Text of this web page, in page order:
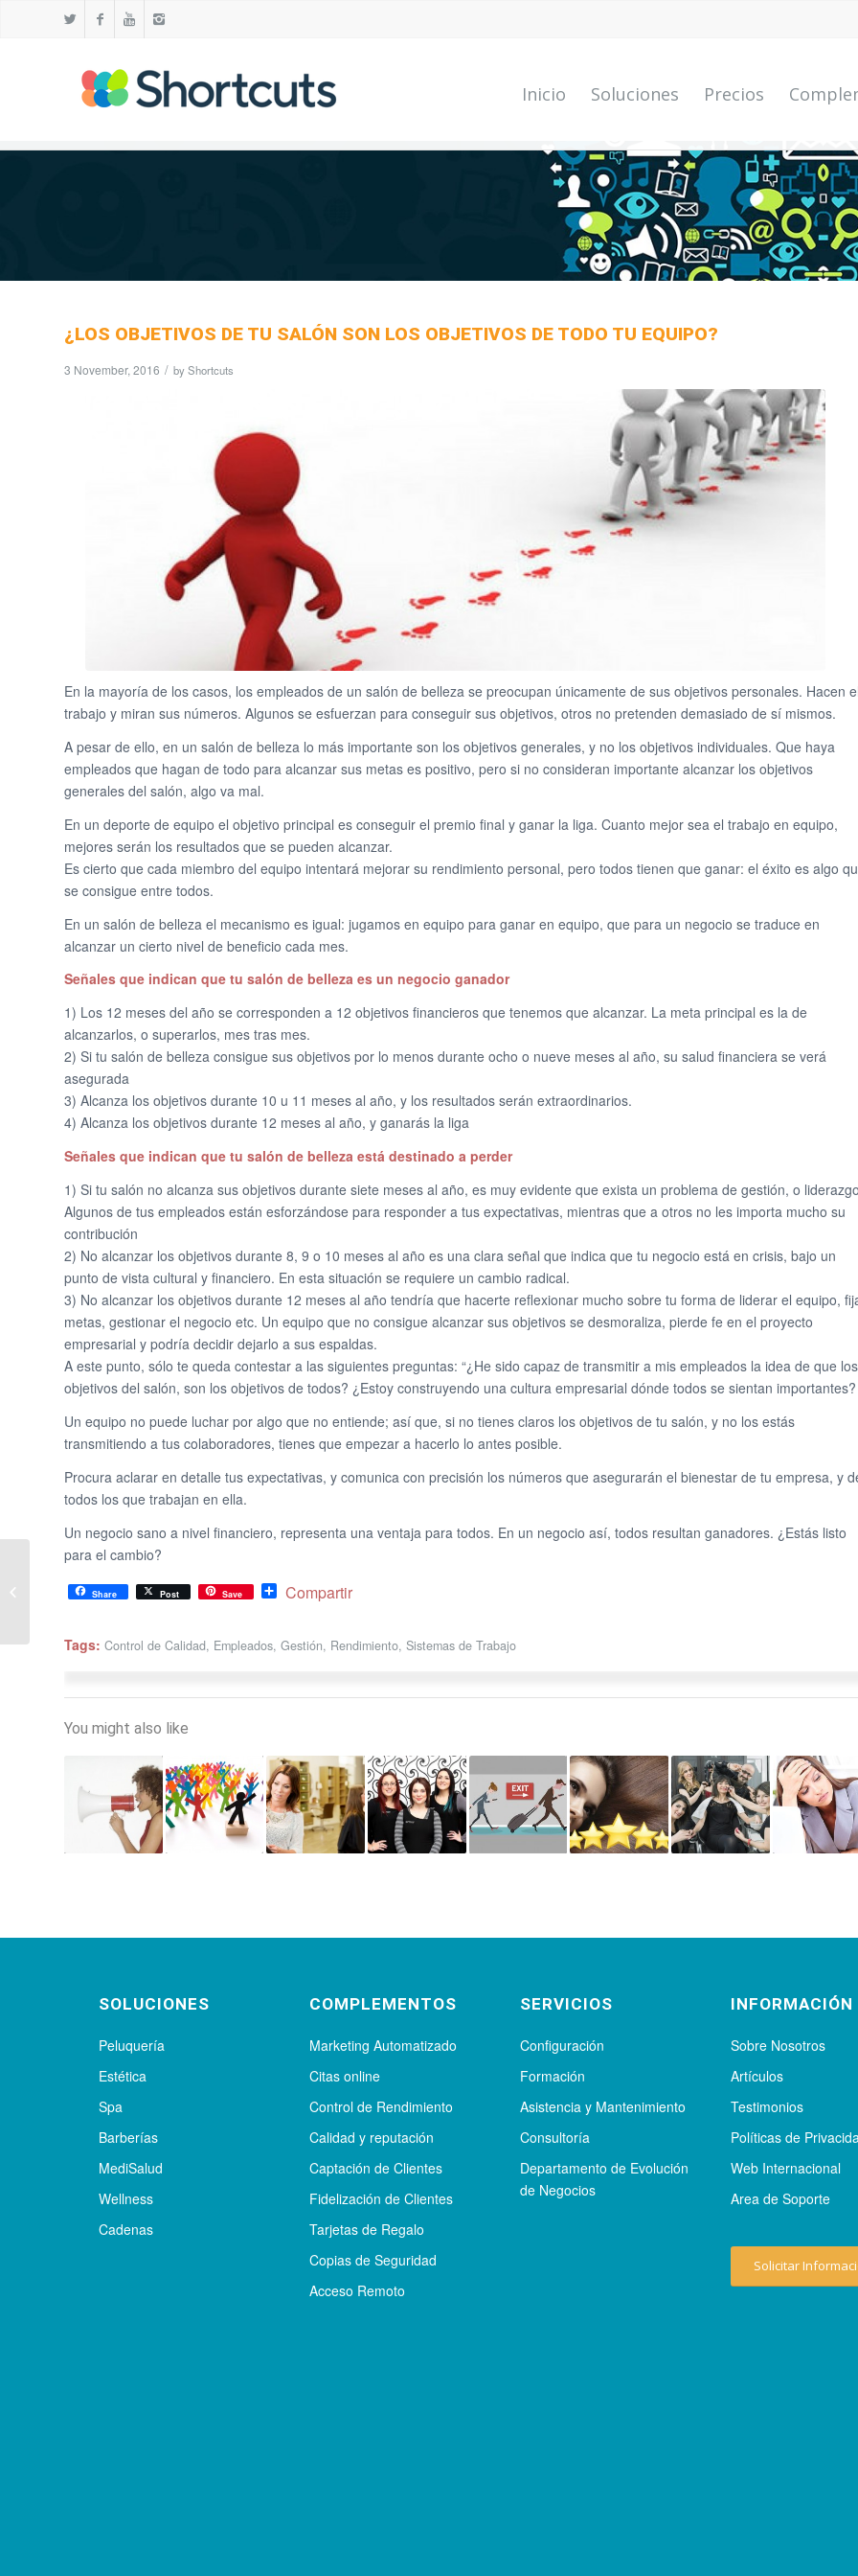
Inicio Soluciones Precios
¿LOS OBJETIVOS DE TU SALÓN SON LOS OBJETIVOS DE TODO TU EQUIPO?
3 November, 2016 / byShortcuts
En la mayoría de los casos, los empleados de un salón de belleza se preocupan únicamente de sus objetivos personales. Hacen
trabajo y miran sus números. Algunos se esfuerzan para conseguir sus objetivos, otros no pretenden demasiado de sí mismos.
A pesar de ello, en un salón de belleza lo más importante son los objetivos generales, y no los objetivos individuales. Que haya
empleados que hagan de todo para alcanzar sus metas es positivo, pero si no consideran importante alcanzar los objetivos
generales del salón, algo va mal.
En un deporte de equipo el objetivo principal es conseguir el premio final y ganar la liga. Cuanto mejor sea el trabajo en equipo,
mejores serán los resultados que se pueden alcanzar.
Es cierto que cada miembro del equipo intentará mejorar su rendimiento personal, pero todos tienen que ganar: el éxito es algo
se consigue entre todos.
En un salón de belleza el mecanismo es igual: jugamos en equipo para ganar en equipo, que para un negocio se traduce en
alcanzar un cierto nivel de beneficio cada mes.
Señales que indican que tu salón de belleza es un negocio ganador
1) Los 12 meses del año se corresponden a 12 objetivos financieros que tenemos que alcanzar. La meta principal es la de
alcanzarlos, o superarlos, mes tras mes.
2) Si tu salón de belleza consigue sus objetivos por lo menos durante ocho o nueve meses al año, su salud financiera se verá
asegurada
3) Alcanza los objetivos durante 10 u 11 meses al año, y los resultados serán extraordinarios.
4) Alcanza los objetivos durante 12 meses al año, y ganarás la liga
Señales que indican que tu salón de belleza está destinado a perder
1) Si tu salón no alcanza sus objetivos durante siete meses al año, es muy evidente que exista un problema de gestión, o
Algunos de tus empleados están esforzándose para responder a tus expectativas, mientras que a otros no les importa mucho su
contribución
2) No alcanzar los objetivos durante 8, 9 o 10 meses al año es una clara señal que indica que tu negocio está en crisis, bajo un
punto de vista cultural y financiero. En esta situación se requiere un cambio radical.
3) No alcanzar los objetivos durante 12 meses al año tendría que hacerte reflexionar mucho sobre tu forma de liderar el equipo,
metas, gestionar el negocio etc. Un equipo que no consigue alcanzar sus objetivos se desmoraliza, pierde fe en el proyecto
empresarial y podría decidir dejarlo a sus espaldas.
A este punto, sólo te queda contestar a las siguientes preguntas: “¿He sido capaz de transmitir a mis empleados la idea de que los
objetivos del salón, son los objetivos de todos? ¿Estoy construyendo una cultura empresarial dónde todos se sientan importantes?
Un equipo no puede luchar por algo que no entiende; así que, si no tienes claros los objetivos de tu salón, y no los estás
transmitiendo a tus colaboradores, tienes que empezar a hacerlo lo antes posible.
Procura aclarar en detalle tus expectativas, y comunica con precisión los números que asegurarán el bienestar de tu empresa, y
todos los que trabajan en ella.
Un negocio sano a nivel financiero, representa una ventaja para todos. En un negocio así, todos resultan ganadores. ¿Estás listo
para el cambio?
Compartir
Share Post Save Share
Tags: Control de Calidad, Empleados, Gestión, Rendimiento, Sistemas de Trabajo
You might also like
SOLUCIONES
Peluquería
Estética
Spa
Barberías
MediSalud
Wellness
Cadenas
COMPLEMENTOS
Marketing Automatizado
Citas online
Control de Rendimiento
Calidad y reputación
Captación de Clientes
Fidelización de Clientes
Tarjetas de Regalo
Copias de Seguridad
Acceso Remoto
SERVICIOS
Configuración
Formación
Asistencia y Mantenimiento
Consultoría
Departamento de Evolución
de Negocios
INFORMACIÓN
Sobre Nosotros
Artículos
Testimonios
Políticas de
Web Internacional
Area de Soporte
Solicitar
clientes difíciles en tu